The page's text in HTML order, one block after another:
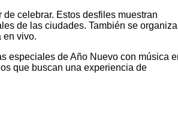
celebrar. Estos desfiles muestran
de las ciudades. También se
en vivo.
especiales de Año Nuevo con música
que buscan una experiencia de